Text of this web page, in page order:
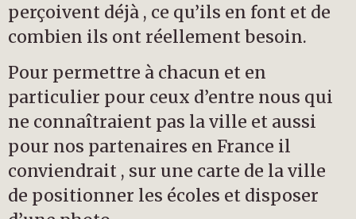
perçoivent déjà , ce qu’ils en font et de
combien ils ont réellement besoin.
Pour permettre à chacun et en
particulier pour ceux d’entre nous qui
ne connaîtraient pas la ville et aussi
pour nos partenaires en France il
conviendrait , sur une carte de la ville
de positionner les écoles et disposer